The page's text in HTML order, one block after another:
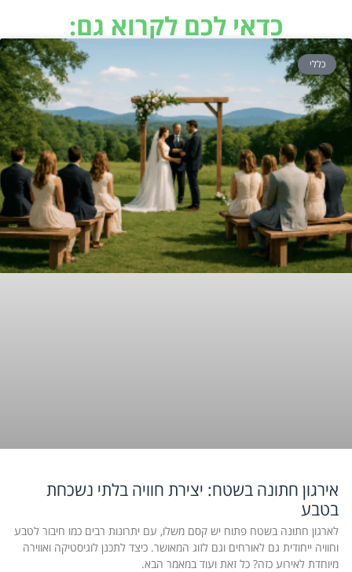
כדאי לכם לקרוא גם:
כללי
אירגון חתונה בשטח: יצירת חוויה בלתי נשכחת
בטבע
לארגון חתונה בשטח פתוח יש קסם משלו, עם יתרונות רבים כמו חיבור לטבע
וחוויה ייחודית גם לאורחים וגם לזוג המאושר. כיצד לתכנן לוגיסטיקה ואווירה
מיוחדת לאירוע כזה? כל זאת ועוד במאמר הבא.